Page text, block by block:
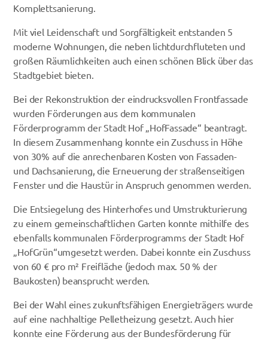
Komplettsanierung.
Mit viel Leidenschaft und Sorgfältigkeit entstanden 5
moderne Wohnungen, die neben lichtdurchfluteten und
großen Räumlichkeiten auch einen schönen Blick über das
Stadtgebiet bieten.
Bei der Rekonstruktion der eindrucksvollen Frontfassade
wurden Förderungen aus dem kommunalen
Förderprogramm der Stadt Hof „ HofFassade“ beantragt.
In diesem Zusammenhang konnte ein Zuschuss in Höhe
von 30% auf die anrechenbaren Kosten von Fassaden-
und Dachsanierung, die Erneuerung der straßenseitigen
Fenster und die Haustür in Anspruch genommen werden.
Die Entsiegelung des Hinterhofes und Umstrukturierung
zu einem gemeinschaftlichen Garten konnte mithilfe des
ebenfalls kommunalen Förderprogramms der Stadt Hof
HofGrün“umgesetzt werden. Dabei konnte ein Zuschuss
von 60 € pro m² Freifläche (jedoch max. 50 % der
Baukosten) beansprucht werden.
Bei der Wahl eines zukunftsfähigen Energieträgers wurde
auf eine nachhaltige Pelletheizung gesetzt. Auch hier
konnte eine Förderung aus der Bundesförderung für